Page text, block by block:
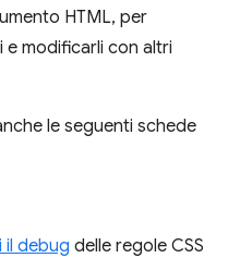
HTML, per
e modificarli con altri
le seguenti schede
il debug delle regole CSS